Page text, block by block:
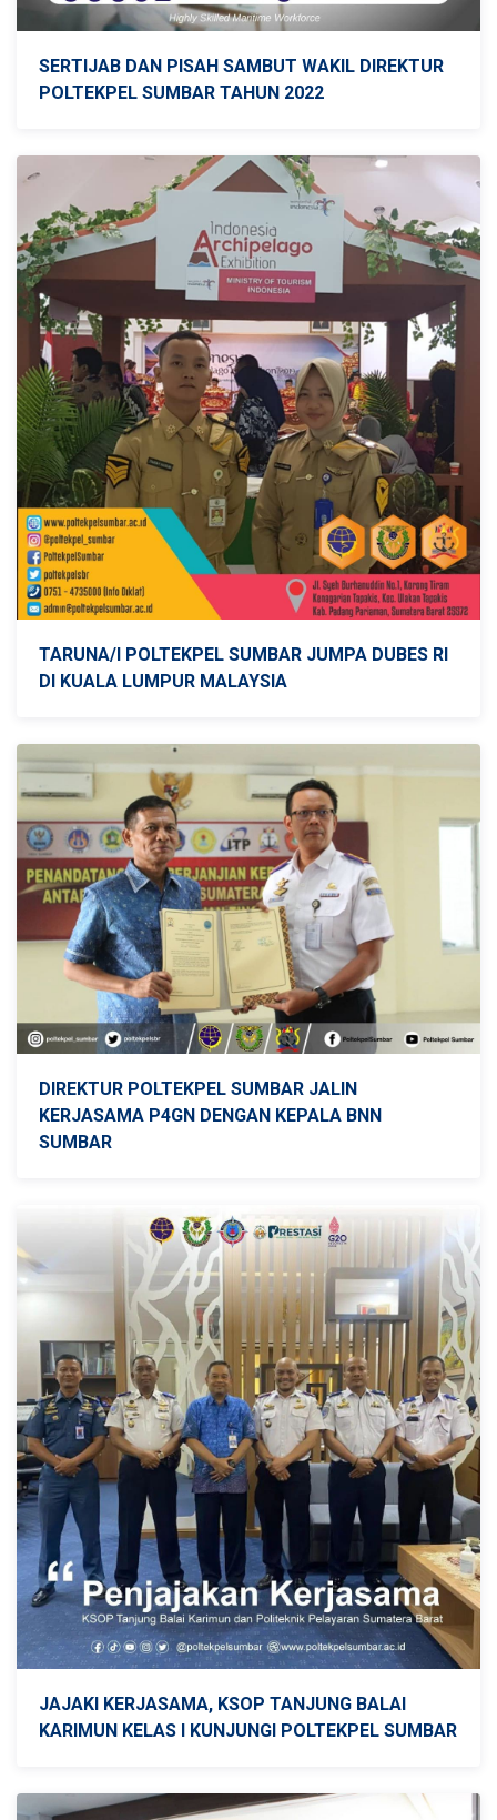
SERTIJAB DAN PISAH SAMBUT WAKIL DIREKTUR
POLTEKPEL SUMBAR TAHUN 2022
TARUNA/I POLTEKPEL SUMBAR JUMPA DUBES RI
DI KUALA LUMPUR MALAYSIA
DIREKTUR POLTEKPEL SUMBAR JALIN
KERJASAMA P4GN DENGAN KEPALA BNN
SUMBAR
JAJAKI KERJASAMA, KSOP TANJUNG BALAI
KARIMUN KELAS I KUNJUNGI POLTEKPEL SUMBAR